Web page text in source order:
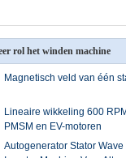
rol het winden machine
Magnetisch veld van één
Lineaire wikkeling 600
PMSM en EV-motoren
Autogenerator Stator